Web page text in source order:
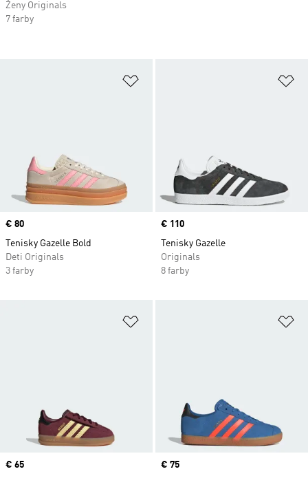
Pridať do zoznamu želaných
Price
€ 80
Tenisky Gazelle Bold
Deti Originals
3 farby
Price
€ 110
Tenisky Gazelle
Originals
8 farby
Pridať do zoznamu želaných
Price
€ 65 Price
€ 75
Ženy Originals
7 farby